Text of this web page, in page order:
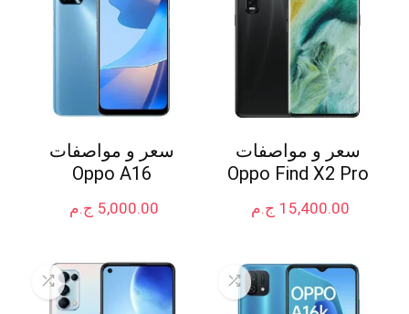
سعر و مواصفات
Oppo Find X2 Pro
ج.م 15,400.00
سعر و مواصفات
Oppo A16
ج.م 5,000.00